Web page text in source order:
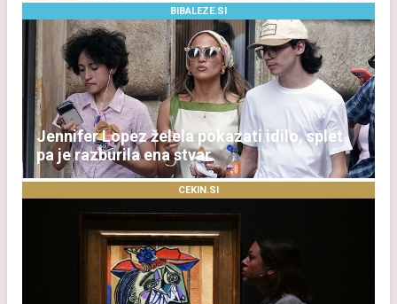
BIBALEZE.SI
Jennifer Lopez želela pokazati idilo, splet
pa je razburila ena stvar
CEKIN.SI